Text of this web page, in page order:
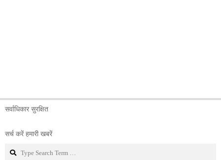
सर्वाधिकार सुरक्षित
सर्च करें हमारी खबरें